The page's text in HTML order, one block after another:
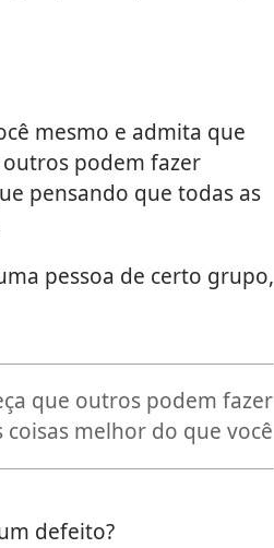
mesmo e admita que
podem fazer
pensando que todas as
pessoa de certo grupo,
que outros podem fazer
coisas melhor do que você
defeito?